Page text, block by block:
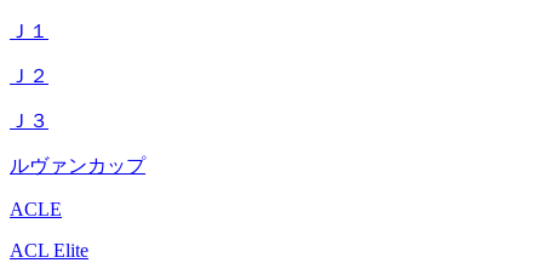
Ｊ１
Ｊ２
Ｊ３
ルヴァンカップ
ACLE
ACL Elite